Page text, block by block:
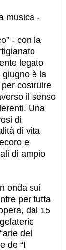
musica -
- con la
legato
giugno è la
costruire
il senso
Una
di
di vita
e
di ampio
onda sui
per tutta
dal 15
del
de “I